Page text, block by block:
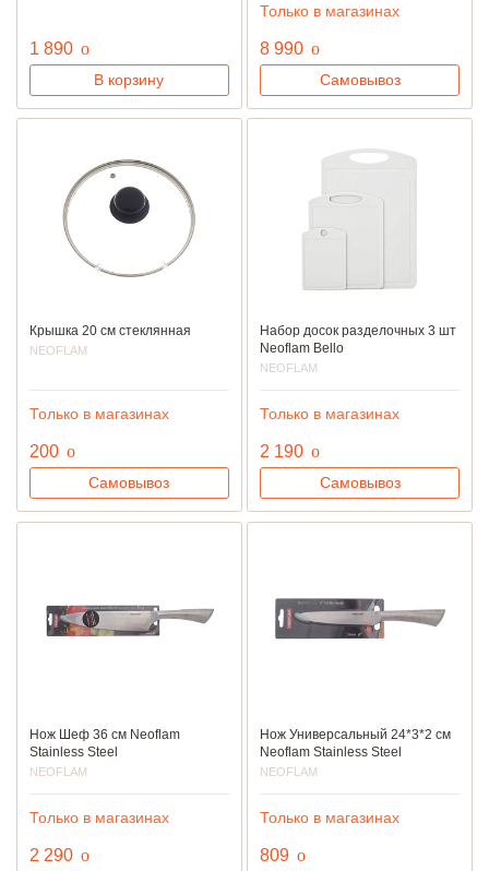
1 890 руб.
o
В корзину
Только в магазинах
8 990 руб.
o
Самовывоз
Крышка 20 см стеклянная
NEOFLAM
Только в магазинах
200 руб.
o
Самовывоз
Набор досок разделочных 3 шт
Neoflam Bello
NEOFLAM
Только в магазинах
2 190 руб.
o
Самовывоз
Нож Шеф 36 см Neoflam
Stainless Steel
NEOFLAM
Только в магазинах
2 290 руб.
o
Нож Универсальный 24*3*2 см
Neoflam Stainless Steel
NEOFLAM
Только в магазинах
809 руб.
o